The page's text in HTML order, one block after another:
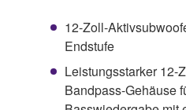
12-Zoll-
Endstufe
Leistungsstarker 12-
Bandpass-Gehäuse